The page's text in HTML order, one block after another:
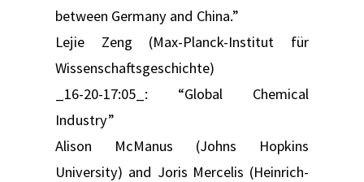
between Germany and China.”
Lejie Zeng (Max-Planck-Institut für
Wissenschaftsgeschichte)
_16-20-17:05_: “Global Chemical
Industry”
Alison McManus (Johns Hopkins
University) and Joris Mercelis (Heinrich-